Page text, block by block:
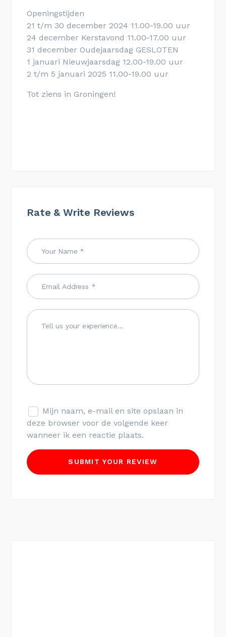
Openingstijden
21 t/m 30 december 2024 11.00-19.00 uur
24 december Kerstavond 11.00-17.00 uur
31 december Oudejaarsdag GESLOTEN
1 januari Nieuwjaarsdag 12.00-19.00 uur
2 t/m 5 januari 2025 11.00-19.00 uur
Tot ziens in Groningen!
Rate & Write Reviews
Mijn naam, e-mail en site opslaan in
deze browser voor de volgende keer
wanneer ik een reactie plaats.